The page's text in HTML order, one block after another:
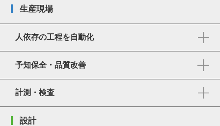
生産現場
人依存の工程を自動化
予知保全・品質改善
計測・検査
設計